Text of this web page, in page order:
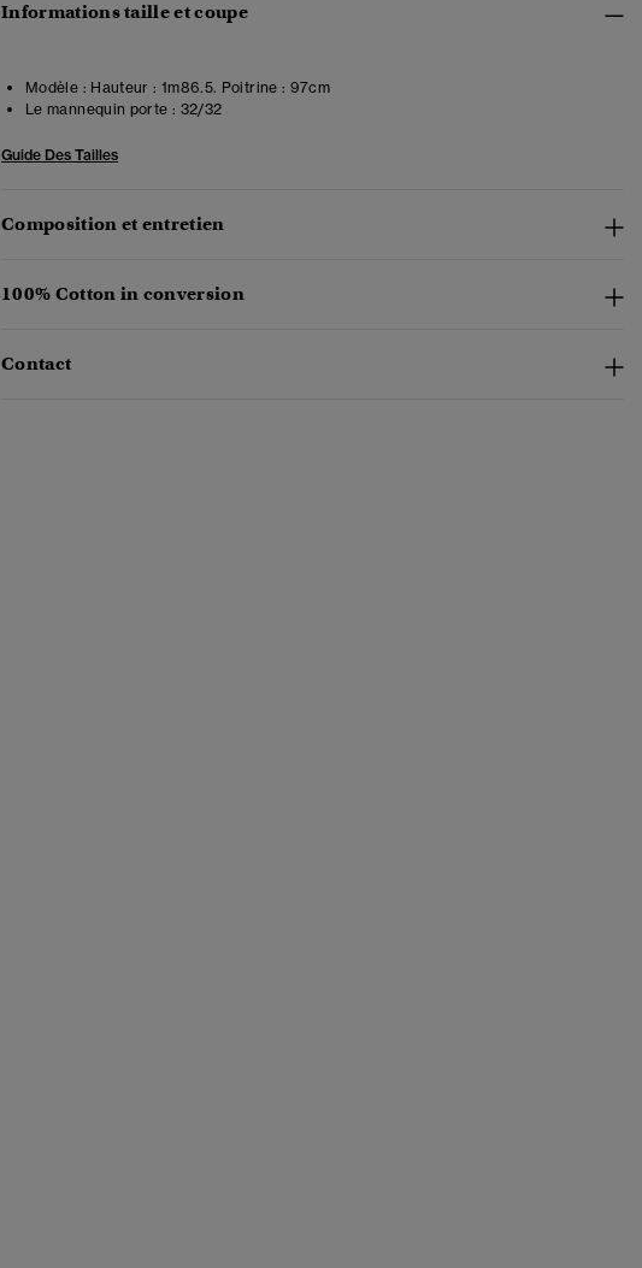
Informations taille et coupe
Modèle : Hauteur : 1m86.5. Poitrine : 97cm
Le mannequin porte : 32/32
Guide Des Tailles
Composition et entretien
100% Cotton in conversion
Contact